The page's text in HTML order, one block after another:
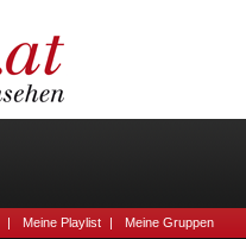
| Meine Playlist | Meine Gruppen